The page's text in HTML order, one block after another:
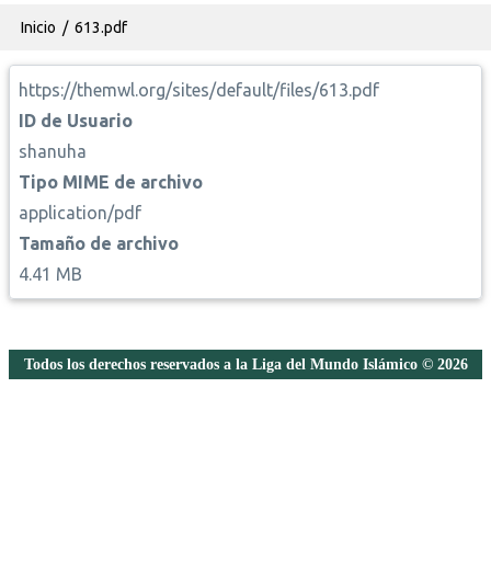
Ruta de navegación
Inicio 613.pdf
https://themwl.org/sites/default/files/613.pdf
ID de Usuario
shanuha
Tipo MIME de archivo
application/pdf
Tamaño de archivo
4.41 MB
Todos los derechos reservados a la Liga del Mundo Islámico © 2026